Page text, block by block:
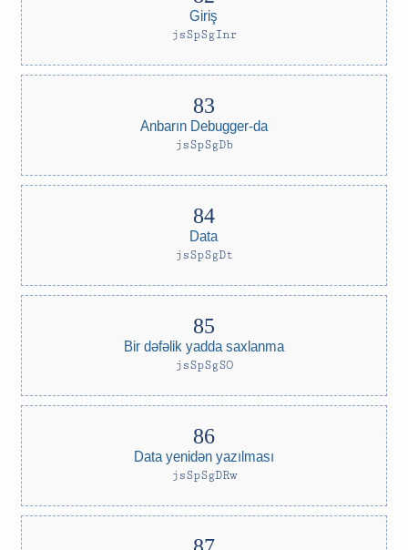
Giriş
jsSpSgInr
Anbarın Debugger-da
jsSpSgDb
Data
jsSpSgDt
Bir dəfəlik yadda saxlanma
jsSpSgSO
Data yenidən yazılması
jsSpSgDRw